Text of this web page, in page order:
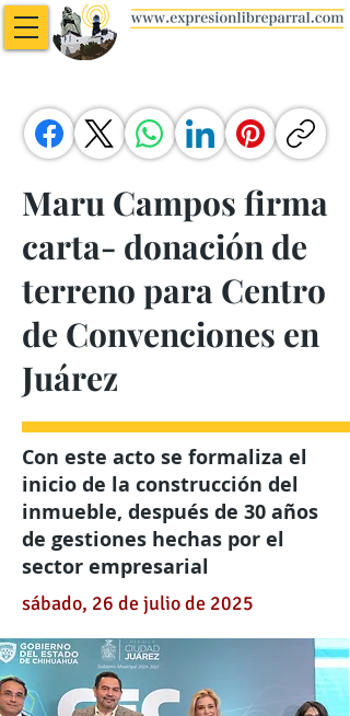
Maru Campos firma
carta- donación de
terreno para Centro
de Convenciones en
Juárez
Con este acto se formaliza el
inicio de la construcción del
inmueble, después de 30 años
de gestiones hechas por el
sector empresarial
sábado, 26 de julio de 2025